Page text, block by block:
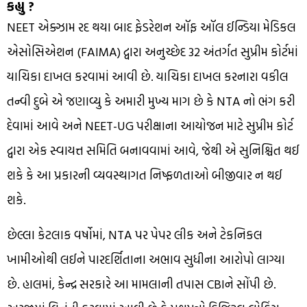
કહ્યુ ?
NEET એક્ઝામ રદ થયા બાદ ફેડરેશન ઑફ ઑલ ઈન્ડિયા મેડિકલ
એસોસિએશન (FAIMA) દ્વારા અનુચ્છેદ 32 અંતર્ગત સુપ્રીમ કોર્ટમાં
યાચિકા દાખલ કરવામાં આવી છે. યાચિકા દાખલ કરનારા વકીલ
તન્વી દુબે એ જણાવ્યુ કે અમારી મુખ્ય માગ છે કે NTA નો ભંગ કરી
દેવામાં આવે અને NEET-UG પરીક્ષાના આયોજન માટે સુપ્રીમ કોર્ટ
દ્વારા એક સ્વાયત્ત સમિતિ બનાવવામાં આવે, જેથી એ સુનિશ્ચિત થઈ
શકે કે આ પ્રકારની વ્યવસ્થાગત નિષ્ફળતાઓ બીજીવાર ન થઈ
શકે.
છેલ્લા કેટલાક વર્ષોમાં, NTA પર પેપર લીક અને ટેકનિકલ
ખામીઓથી લઈને પારદર્શિતાના અભાવ સુધીના આરોપો લાગ્યા
છે. હાલમાં, કેન્દ્ર સરકારે આ મામલાની તપાસ CBIને સોંપી છે.